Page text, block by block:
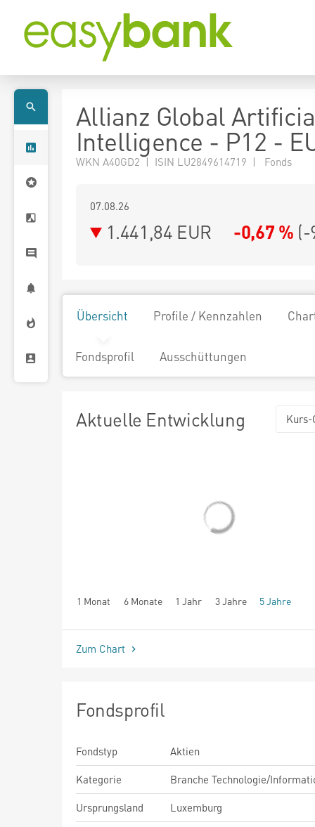
Allianz Global
Intelligence - P12 -
WKN A40GD2 | ISIN LU2849614719 | Fonds
07.08.26
1.441,84 EUR -0,67 % (-
Übersicht Profile / Kennzahlen
Fondsprofil Ausschüttungen
Aktuelle Entwicklung Kurs-
1 Monat 6 Monate 1 Jahr 3 Jahre 5 Jahre
seit Beginn
Zum Chart
Fondsprofil
Fondstyp
Aktien
Kategorie
Branche Technologie/
Ursprungsland
Luxemburg